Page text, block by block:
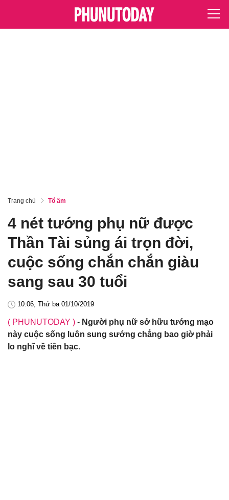
Trang chủ Tổ ấm
4 nét tướng phụ nữ được
Thần Tài sủng ái trọn đời,
cuộc sống chắn chắn giàu
sang sau 30 tuổi
10:06, Thứ ba 01/10/2019
( PHUNUTODAY ) - Người phụ nữ sở hữu tướng mạo
này cuộc sống luôn sung sướng chẳng bao giờ phải
lo nghĩ về tiền bạc.